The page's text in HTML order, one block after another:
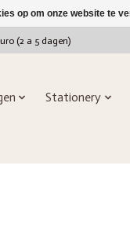
(2 a 5 dagen)
Stationery
op om onze website te